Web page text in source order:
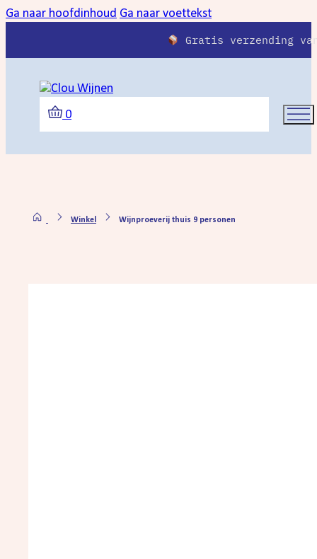
Ga naar hoofdinhoud Ga naar voettekst
Gratis verzending
0
Winkel Wijnproeverij thuis 9 personen